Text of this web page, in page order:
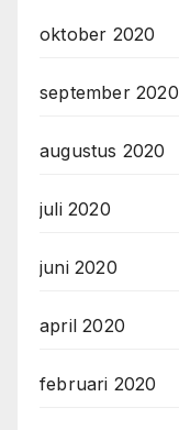
oktober 2020
september 2020
augustus 2020
juli 2020
juni 2020
april 2020
februari 2020